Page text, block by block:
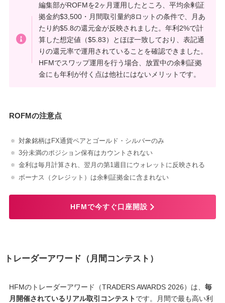
編集部がROFMを2ヶ月運用したところ、平均余剰証
拠金約$3,500・月間取引量約8ロットの条件で、月あ
たり約$5.8の還元金が反映されました。年利2%で計
算した想定値（$5.83）とほぼ一致しており、表記通
りの還元率で運用されていることを確認できました。
HFMでスワップ運用を行う場合、放置中の余剰証拠
金にも年利が付く点は他社にはないメリットです。
ROFMの注意点
対象銘柄はFX通貨ペアとゴールド・シルバーのみ
3分未満のポジション保有はカウントされない
金利は毎月計算され、翌月の第1週目にウォレットに反映される
ボーナス（クレジット）は余剰証拠金に含まれない
HFMで今すぐ口座開設
トレーダーアワード（月間コンテスト）
HFMのトレーダーアワード（TRADERS AWARDS 2026）は、 毎
月開催されているリアル取引コンテストです。月間で最も高い利